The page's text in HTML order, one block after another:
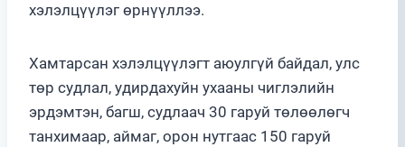
хэлэлцүүлэг өрнүүллээ.
Хамтарсан хэлэлцүүлэгт аюулгүй байдал, улс
төр судлал, удирдахуйн ухааны чиглэлийн
эрдэмтэн, багш, судлаач 30 гаруй төлөөлөгч
танхимаар, аймаг, орон нутгаас 150 гаруй